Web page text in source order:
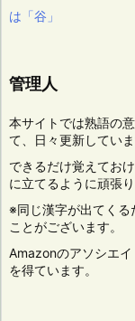
は「谷」
管理人
本サイトでは熟語の
て、日々更新していま
できるだけ覚えてお
に立てるように頑張り
※同じ漢字が出てくる
ことがございます。
Amazonのアソシエ
を得ています。